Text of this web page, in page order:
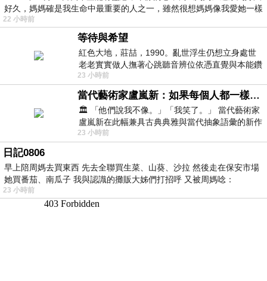
好久，媽媽確是我生命中最重要的人之一，雖然很想媽媽像我愛她一樣
22 小時前
等待與希望
紅色大地，莊喆，1990。亂世浮生仍想立身處世
老老實實做人撫著心跳聽音辨位依憑直覺與本能鑽
向裂隙的亮處探索另一個心聲另一個共鳴的
23 小時前
當代藝術家盧嵐新：如果每個人都一樣，這世界該有多無聊？
🏛️ 「他們說我不像。」「我笑了。」 當代藝術家
盧嵐新在此幅兼具古典典雅與當代抽象語彙的新作
中，以沈靜的藍色空間為背景，描繪了
23 小時前
日記0806
早上陪周媽去買東西 先去全聯買生菜、山葵、沙拉 然後走在保安市場
她買番茄、南瓜子 我與認識的攤販大姊們打招呼 又被周媽唸：
23 小時前